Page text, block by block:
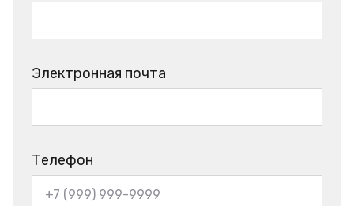
Электронная почта
Телефон